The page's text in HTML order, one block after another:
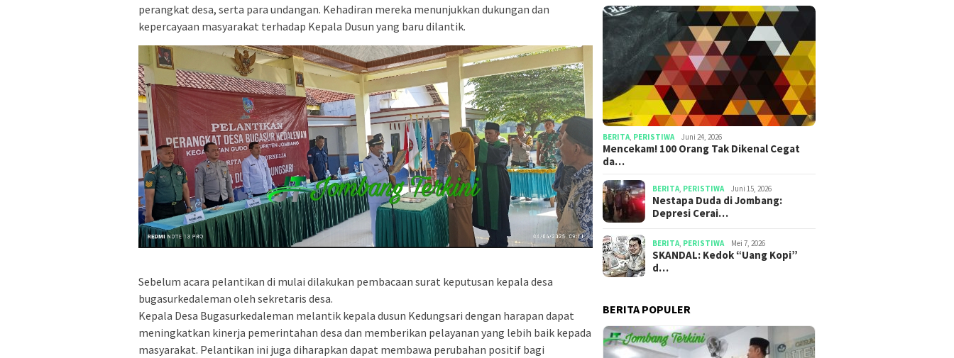
perangkat desa, serta para undangan. Kehadiran mereka menunjukkan dukungan dan
kepercayaan masyarakat terhadap Kepala Dusun yang baru dilantik.
Sebelum acara pelantikan di mulai dilakukan pembacaan surat keputusan kepala desa
bugasurkedaleman oleh sekretaris desa.
Kepala Desa Bugasurkedaleman melantik kepala dusun Kedungsari dengan harapan dapat
meningkatkan kinerja pemerintahan desa dan memberikan pelayanan yang lebih baik kepada
masyarakat. Pelantikan ini juga diharapkan dapat membawa perubahan positif bagi
BERITA, PERISTIWA Juni 24, 2026
Mencekam! 100 Orang Tak Dikenal Cegat
da…
BERITA, PERISTIWA Juni 15, 2026
​​Nestapa Duda di Jombang:
Depresi Cerai…
BERITA, PERISTIWA Mei 7, 2026
SKANDAL: Kedok “Uang Kopi”
d…
BERITA POPULER